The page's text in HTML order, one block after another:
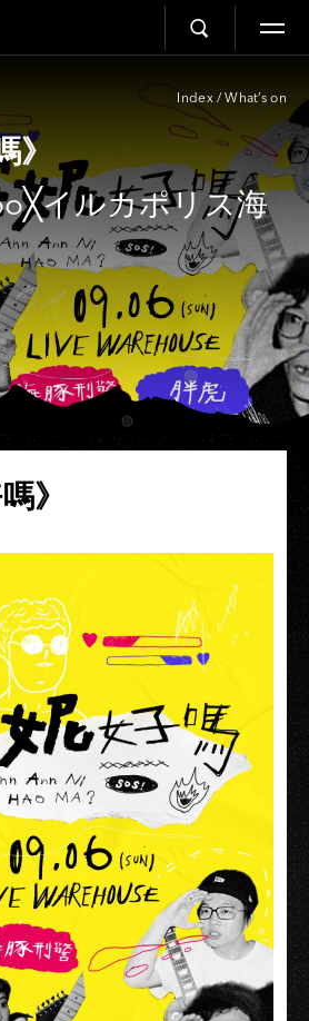
Index / What’s on
》
イルカポリス海
》